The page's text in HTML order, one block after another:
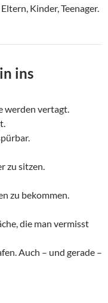
Kinder, Teenager.
ins
werden vertagt.
zu sitzen.
zu bekommen.
die man vermisst
Auch – und gerade –